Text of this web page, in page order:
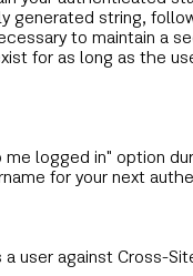
generated string,
to maintain a
for as long as the
logged in" option
for your next
user against Cross-